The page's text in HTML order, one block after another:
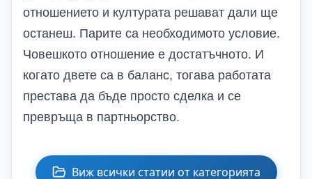
отношението и културата решават дали ще
останеш. Парите са необходимото условие.
Човешкото отношение е достатъчното. И
когато двете са в баланс, тогава работата
престава да бъде просто сделка и се
превръща в партньорство.
Виж всички статии от категорията